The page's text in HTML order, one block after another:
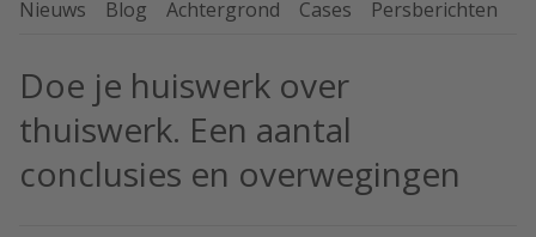
Nieuws
Blog Achtergrond Cases Persberichten
Doe je huiswerk over
thuiswerk. Een aantal
conclusies en overwegingen